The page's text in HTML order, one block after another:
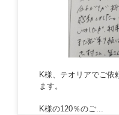
K様、テオリアでご依
ます。
K様の120％のご...